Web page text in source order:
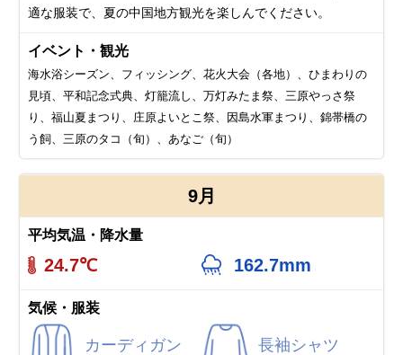
適な服装で、夏の中国地方観光を楽しんでください。
イベント・観光
海水浴シーズン、フィッシング、花火大会（各地）、ひまわりの
見頃、平和記念式典、灯籠流し、万灯みたま祭、三原やっさ祭
り、福山夏まつり、庄原よいとこ祭、因島水軍まつり、錦帯橋の
う飼、三原のタコ（旬）、あなご（旬）
9月
平均気温・降水量
24.7℃ 162.7mm
気候・服装
カーディガン 長袖シャツ